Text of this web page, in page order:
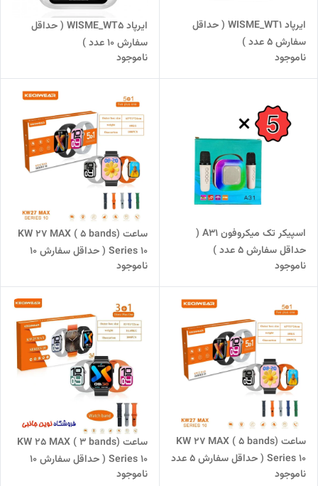
ایرپاد WISME_WT1 ( حداقل
سفارش 5 عدد )
ناموجود
ایرپاد WISME_WT5 ( حداقل
سفارش 10 عدد )
ناموجود
اسپیکر تک میکروفون A31 (
حداقل سفارش 5 عدد )
ناموجود
ساعت KW 27 MAX ( 5 bands)
Series 10 ( حداقل سفارش 10
عدد )
ناموجود
ساعت KW 27 MAX ( 5 bands)
Series 10 ( حداقل سفارش 5 عدد
)
ناموجود
ساعت KW 25 MAX ( 3 bands)
Series 10 ( حداقل سفارش 10
عدد )
ناموجود